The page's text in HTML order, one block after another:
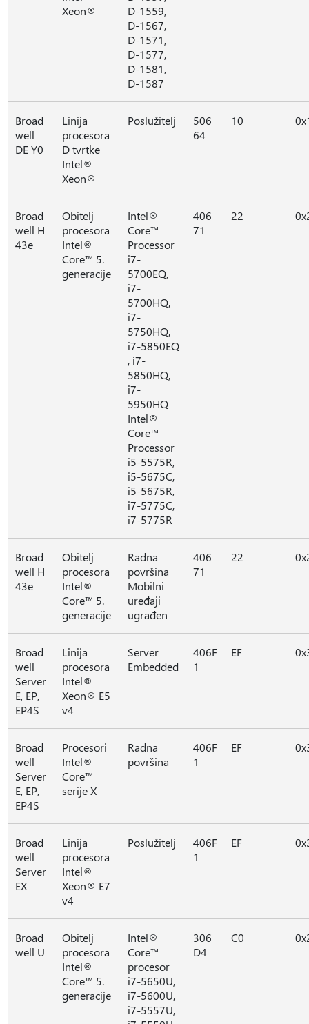
Xeon®
D-1559,
D-1567,
D-1571,
D-1577,
D-1581,
D-1587
Broad
well
DE Y0
Linija
procesora
D tvrtke
Intel®
Xeon®
Poslužitelj
506
64
10
Broad
well H
43e
Obitelj
procesora
Intel®
Core™ 5.
generacije
Intel®
Core™
Processor
i7-
5700EQ,
i7-
5700HQ,
i7-
5750HQ,
i7-5850EQ
, i7-
5850HQ,
i7-
5950HQ
Intel®
Core™
Processor
i5-5575R,
i5-5675C,
i5-5675R,
i7-5775C,
i7-5775R
406
71
22
Broad
well H
43e
Obitelj
procesora
Intel®
Core™ 5.
generacije
Radna
površina
Mobilni
uređaji
ugrađen
406
71
22
Broad
well
Server
E, EP,
EP4S
Linija
procesora
Intel®
Xeon® E5
v4
Server
Embedded
406F
1
EF
Broad
well
Server
E, EP,
EP4S
Procesori
Intel®
Core™
serije X
Radna
površina
406F
1
EF
Broad
well
Server
EX
Linija
procesora
Intel®
Xeon® E7
v4
Poslužitelj
406F
1
EF
Broad
well U
Obitelj
procesora
Intel®
Core™ 5.
generacije
Intel®
Core™
procesor
i7-5650U,
i7-5600U,
i7-5557U,
306
D4
C0